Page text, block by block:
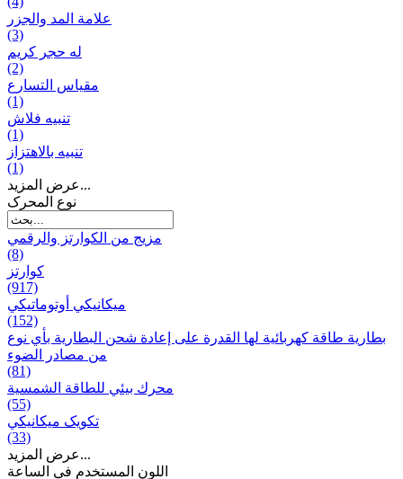
علامة المد والجزر
(3)
له حجر كريم
(2)
مقياس التسارع
(1)
تنبيه فلاش
(1)
تنبيه بالاهتزاز
(1)
عرض المزيد...
نوع المحرک
مزيج من الكوارتز والرقمي
(8)
كوارتز
(917)
ميكانيكي أوتوماتيكي
(152)
بطارية طاقة كهربائية لها القدرة على إعادة شحن البطارية بأي نوع
من مصادر الضوء
(81)
محرك بيئي للطاقة الشمسية
(55)
تکویک ميكانيكي
(33)
عرض المزيد...
اللون المستخدم في الساعة